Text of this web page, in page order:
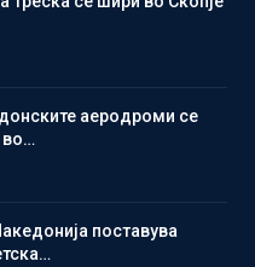
аеродроми се
во…
поставува